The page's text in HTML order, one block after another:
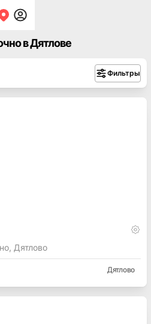
в Дятлове
Фильтры
Дятлово
Дятлово